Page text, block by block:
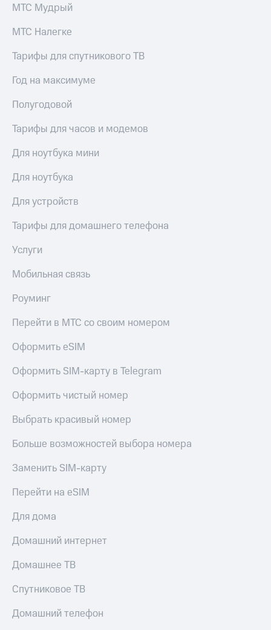
МТС Мудрый
МТС Налегке
Тарифы для спутникового ТВ
Год на максимуме
Полугодовой
Тарифы для часов и модемов
Для ноутбука мини
Для ноутбука
Для устройств
Тарифы для домашнего телефона
Услуги
Мобильная связь
Роуминг
Перейти в МТС со своим номером
Оформить eSIM
Оформить SIM-карту в Telegram
Оформить чистый номер
Выбрать красивый номер
Больше возможностей выбора номера
Заменить SIM-карту
Перейти на eSIM
Для дома
Домашний интернет
Домашнее ТВ
Спутниковое ТВ
Домашний телефон